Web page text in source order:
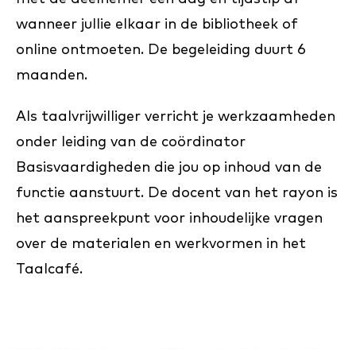
wanneer jullie elkaar in de bibliotheek of
online ontmoeten. De begeleiding duurt 6
maanden.
Als taalvrijwilliger verricht je werkzaamheden
onder leiding van de coördinator
Basisvaardigheden die jou op inhoud van de
functie aanstuurt. De docent van het rayon is
het aanspreekpunt voor inhoudelijke vragen
over de materialen en werkvormen in het
Taalcafé.